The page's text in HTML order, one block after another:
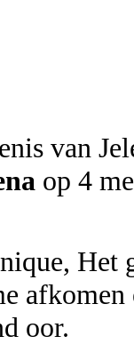
op 4
Het
oor.